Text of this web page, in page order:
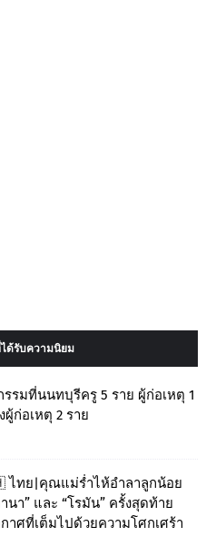
ด้รับความนิยม
รมที่นนทบุรีครู 5 ราย ผู้ก่อเหตุ 1
ก่อเหตุ 2 ราย
ทย|คุณแม่ร่ำไห้อำลาลูกน้อย
นา” และ “โรมัน” ครั้งสุดท้าย
าศที่เต็มไปด้วยความโศกเศร้า